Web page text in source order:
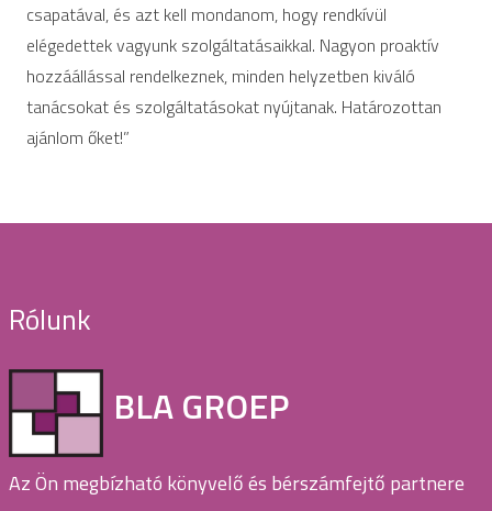
csapatával, és azt kell mondanom, hogy rendkívül
elégedettek vagyunk szolgáltatásaikkal. Nagyon proaktív
hozzáállással rendelkeznek, minden helyzetben kiváló
tanácsokat és szolgáltatásokat nyújtanak. Határozottan
ajánlom őket!”
Rólunk
BLA GROEP
Az Ön megbízható könyvelő és bérszámfejtő partnere